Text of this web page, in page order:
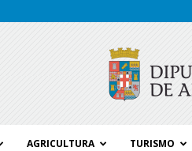
AGRICULTURA TURISMO